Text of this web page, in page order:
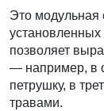
Это модульная
позволяет
— например, в
петрушку, в
травами.